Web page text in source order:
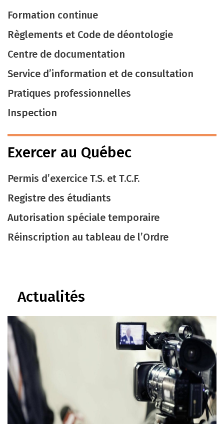
Formation continue
Règlements et Code de déontologie
Centre de documentation
Service d’information et de consultation
Pratiques professionnelles
Inspection
Exercer au Québec
Permis d’exercice T.S. et T.C.F.
Registre des étudiants
Autorisation spéciale temporaire
Réinscription au tableau de l’Ordre
Actualités